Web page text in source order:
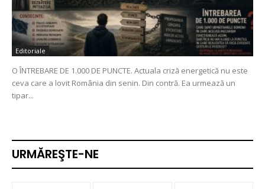
Editoriale
O ÎNTREBARE DE 1.000 DE PUNCTE. Actuala criză energetică nu este
ceva care a lovit România din senin. Din contră. Ea urmează un
tipar...
URMĂREŞTE-NE